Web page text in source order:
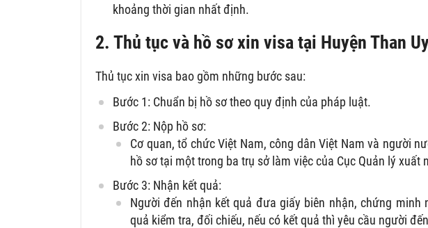
khoảng thời gian nhất định.
2. Thủ tục và hồ sơ xin visa tại Huyện Than
Thủ tục xin visa bao gồm những bước sau:
Bước 1: Chuẩn bị hồ sơ theo quy định của pháp luật.
Bước 2: Nộp hồ sơ:
Cơ quan, tổ chức Việt Nam, công dân Việt Nam và người
hồ sơ tại một trong ba trụ sở làm việc của Cục Quản lý xuất
Bước 3: Nhận kết quả:
Người đến nhận kết quả đưa giấy biên nhận, chứng
quả kiểm tra, đối chiếu, nếu có kết quả thì yêu cầu người